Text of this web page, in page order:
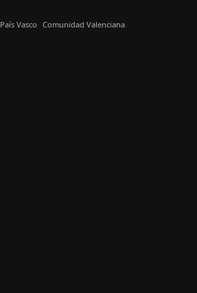
País Vasco Comunidad Valenciana